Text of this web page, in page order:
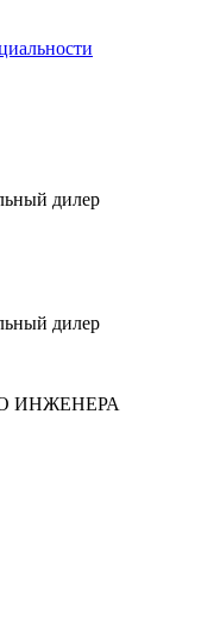
дилер
дилер
ИНЖЕНЕРА